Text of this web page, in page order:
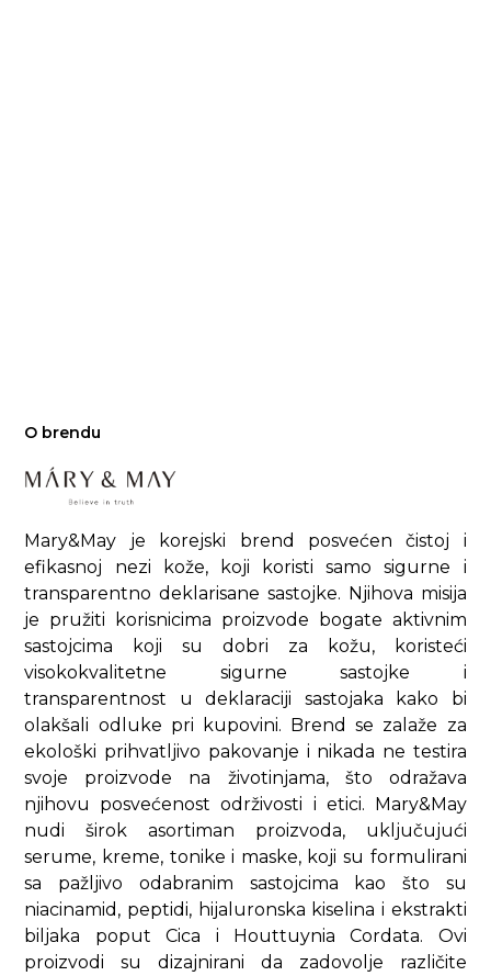
O brendu
Mary&May je korejski brend posvećen čistoj i
efikasnoj nezi kože, koji koristi samo sigurne i
transparentno deklarisane sastojke. Njihova misija
je pružiti korisnicima proizvode bogate aktivnim
sastojcima koji su dobri za kožu, koristeći
visokokvalitetne sigurne sastojke i
transparentnost u deklaraciji sastojaka kako bi
olakšali odluke pri kupovini. Brend se zalaže za
ekološki prihvatljivo pakovanje i nikada ne testira
svoje proizvode na životinjama, što odražava
njihovu posvećenost održivosti i etici. Mary&May
nudi širok asortiman proizvoda, uključujući
serume, kreme, tonike i maske, koji su formulirani
sa pažljivo odabranim sastojcima kao što su
niacinamid, peptidi, hijaluronska kiselina i ekstrakti
biljaka poput Cica i Houttuynia Cordata. Ovi
proizvodi su dizajnirani da zadovolje različite